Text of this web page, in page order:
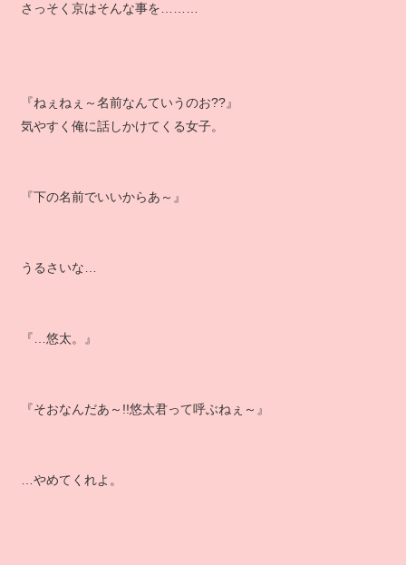
さっそく京はそんな事を………
『ねぇねぇ～名前なんていうのお??』
気やすく俺に話しかけてくる女子。
『下の名前でいいからあ～』
うるさいな…
『…悠太。』
『そおなんだあ～!!悠太君って呼ぶねぇ～』
…やめてくれよ。